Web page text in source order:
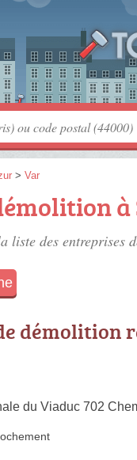
> Var
liste des entreprises
démolition
du Viaduc 702